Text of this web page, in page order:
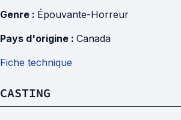
Genre : Épouvante-Horreur
Pays d'origine : Canada
Fiche technique
CASTING